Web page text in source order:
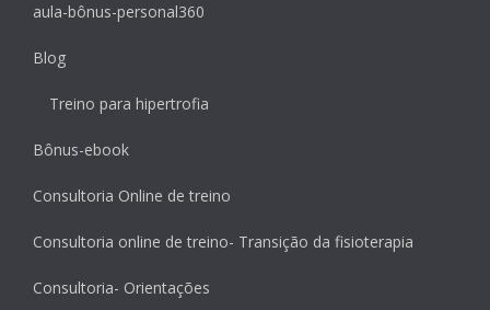
aula-bônus-personal360
Blog
Treino para hipertrofia
Bônus-ebook
Consultoria Online de treino
Consultoria online de treino- Transição da fisioterapia
Consultoria- Orientações